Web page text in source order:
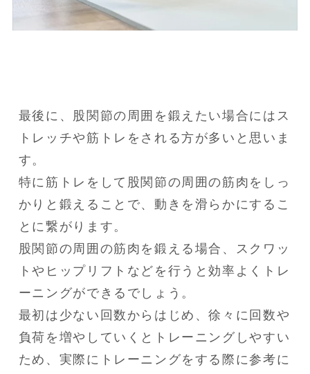
最後に、股関節の周囲を鍛えたい場合にはス
トレッチや筋トレをされる方が多いと思いま
す。
特に筋トレをして股関節の周囲の筋肉をしっ
かりと鍛えることで、動きを滑らかにするこ
とに繋がります。
股関節の周囲の筋肉を鍛える場合、スクワッ
トやヒップリフトなどを行うと効率よくトレ
ーニングができるでしょう。
最初は少ない回数からはじめ、徐々に回数や
負荷を増やしていくとトレーニングしやすい
ため、実際にトレーニングをする際に参考に